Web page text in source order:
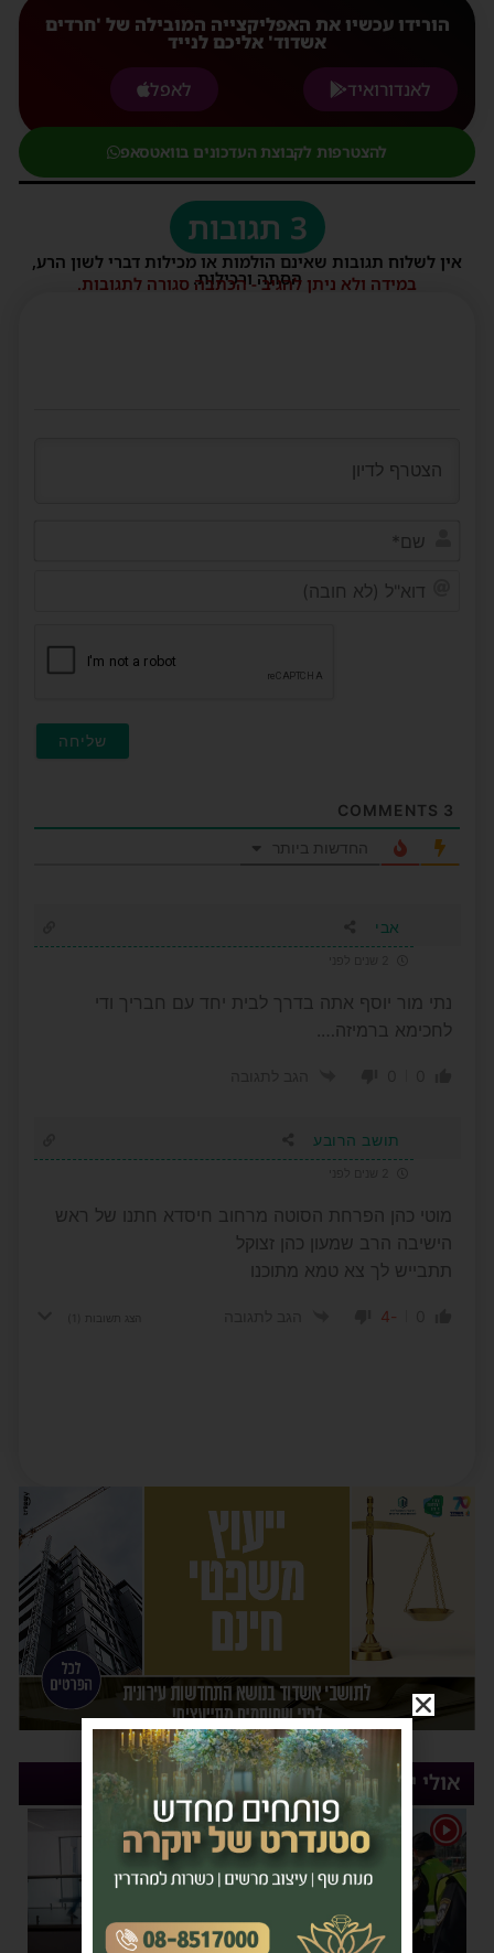
הורידו עכשיו את האפליקצייה המובילה של 'חרדים
אשדוד' אליכם לנייד
לאנדורואיד
לאפל
להצטרפות לקבוצת העדכונים בוואטסאפ
3 תגובות
אין לשלוח תגובות שאינם הולמות או מכילות דברי לשון הרע,
הסתה ורכילות.
במידה ולא ניתן להגיב - הכתבה סגורה לתגובות.
3
החדשות ביותר
אבי
נתי מור יוסף אתה בדרך לבית יחד עם חבריך ודי
לחכימא ברמיזה….
תושב הרובע
מוטי כהן הפרחת הסוטה מרחוב חיסדא חתנו של ראש
הישיבה הרב שמעון כהן זצוקל
תתבייש לך צא טמא מתוכנו
-4 הצג תשובות
אולי יעניין אותך
1